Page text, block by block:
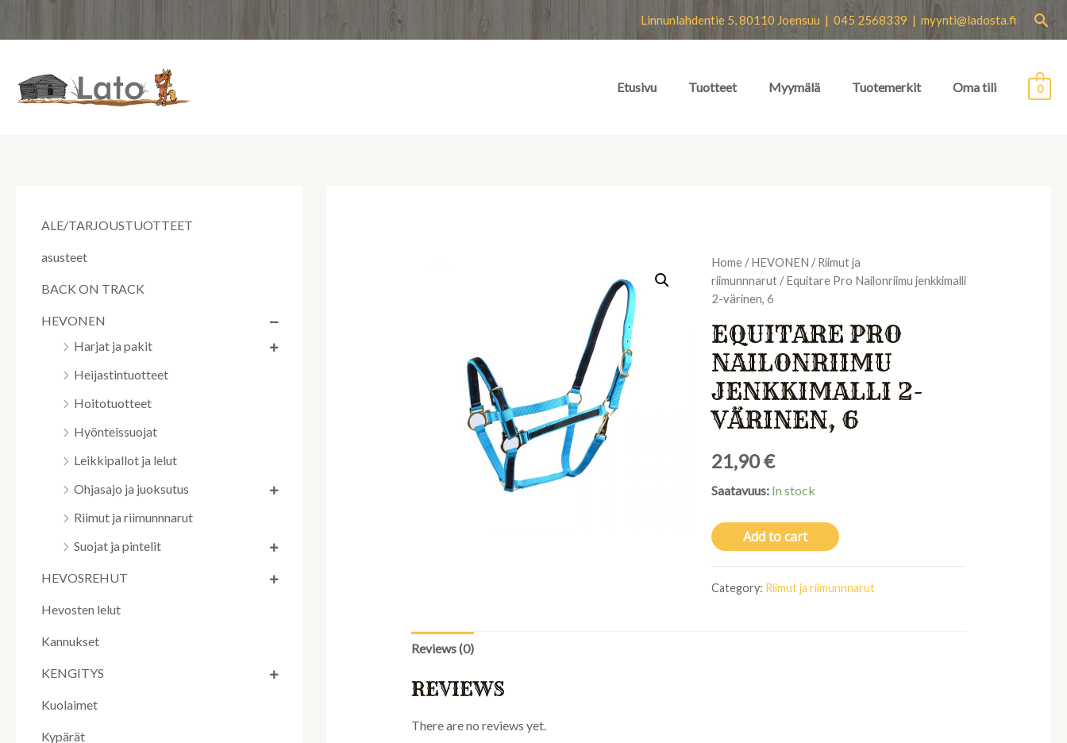
Linnunlahdentie 5, 80110 Joensuu | 045 2568339 | myynti@ladosta.fi Hae
Etusivu Tuotteet Myymälä Tuotemerkit Oma tili 0
ALE/TARJOUSTUOTTEET
asusteet
BACK ON TRACK
HEVONEN
Harjat ja pakit
Heijastintuotteet
Hoitotuotteet
Hyönteissuojat
Leikkipallot ja lelut
Ohjasajo ja juoksutus
Riimut ja riimunnnarut
Suojat ja pintelit
HEVOSREHUT
Hevosten lelut
Kannukset
KENGITYS
Kuolaimet
Kypärät
Home/HEVONEN /Riimut ja
riimunnnarut/ Equitare Pro Nailonriimu jenkkimalli
2-värinen, 6
EQUITARE PRO
NAILONRIIMU
JENKKIMALLI 2-
VÄRINEN, 6
21,90€
Saatavuus: In stock
Add to cart
Category: Riimut ja riimunnnarut
Reviews (0)
REVIEWS
There are no reviews yet.